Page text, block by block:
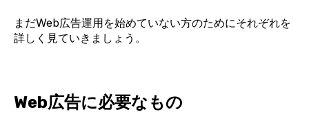
まだWeb広告運用を始めていない方のためにそれぞれを
詳しく見ていきましょう。
Web広告に必要なもの